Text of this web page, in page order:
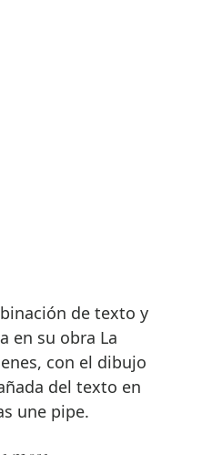
de texto y
en su obra La
con el dibujo
del texto en
une pipe.